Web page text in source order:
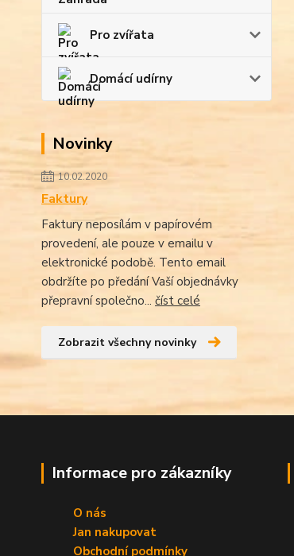
Pro zvířata
Domácí udírny
Novinky
10.02.2020
Faktury
Faktury neposílám v papírovém
provedení, ale pouze v emailu v
elektronické podobě. Tento email
obdržíte po předání Vaší objednávky
přepravní společno... číst celé
Zobrazit všechny novinky
Informace pro zákazníky
O nás
Jan nakupovat
Obchodní podmínky